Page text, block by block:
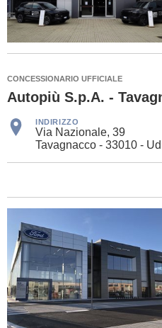
CONCESSIONARIO UFFICIALE
Autopiù S.p.A. -
INDIRIZZO
Via Nazionale, 39
Tavagnacco - 33010 -